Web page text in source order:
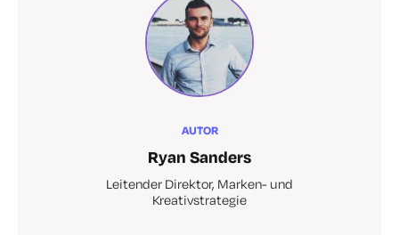
AUTOR
Ryan Sanders
Leitender Direktor, Marken- und
Kreativstrategie